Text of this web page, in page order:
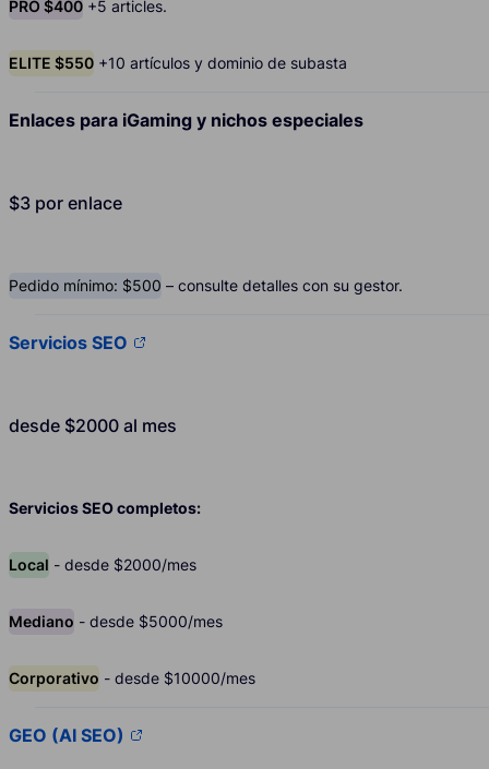
PRO $400 +5 articles.
ELITE $550 +10 artículos y dominio de subasta
Enlaces para iGaming y nichos especiales
$3 por enlace
Pedido mínimo: $500 – consulte detalles con su gestor.
Servicios SEO
desde $2000 al mes
Servicios SEO completos:
Local - desde $2000/mes
Mediano - desde $5000/mes
Corporativo - desde $10000/mes
GEO (AI SEO)